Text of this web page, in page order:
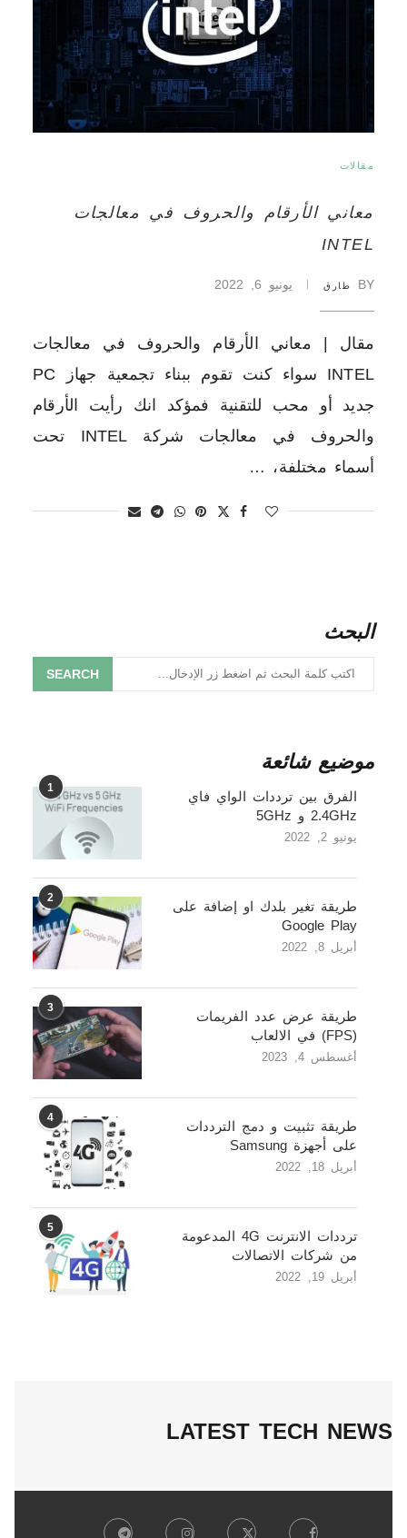
مقالات
معاني الأرقام والحروف في معالجات
INTEL
BY طارق يونيو 6, 2022
مقال | معاني الأرقام والحروف في معالجات
INTEL سواء كنت تقوم ببناء تجمعية جهاز PC
جديد أو محب للتقنية فمؤكد انك رأيت الأرقام
والحروف في معالجات شركة INTEL تحت
أسماء مختلفة، …
البحث
SEARCH
موضيع شائعة
1
الفرق بين ترددات الواي فاي
2.4GHz و 5GHz
يونيو 2, 2022
2
طريقة تغير بلدك او إضافة على
Google Play
أبريل 8, 2022
3
طريقة عرض عدد الفريمات
(FPS) في الالعاب
أغسطس 4, 2023
4
طريقة تثبيت و دمج الترددات
على أجهزة Samsung
أبريل 18, 2022
5
ترددات الانترنت 4G المدعومة
من شركات الاتصالات
أبريل 19, 2022
LATEST TECH NEWS